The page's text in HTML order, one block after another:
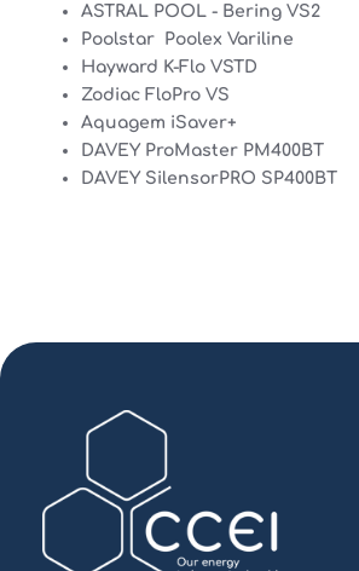
ASTRAL POOL - Bering VS2
Poolstar Poolex Variline
Hayward K-Flo VSTD
Zodiac FloPro VS
Aquagem iSaver+
DAVEY ProMaster PM400BT
DAVEY SilensorPRO SP400BT